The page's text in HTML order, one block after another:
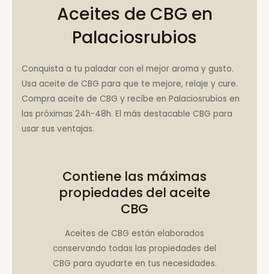
Aceites de CBG en
Palaciosrubios
Conquista a tu paladar con el mejor aroma y gusto.
Usa aceite de CBG para que te mejore, relaje y cure.
Compra aceite de CBG y recíbe en Palaciosrubios en
las próximas 24h-48h. El más destacable CBG para
usar sus ventajas.
Contiene las máximas
propiedades del aceite
CBG
Aceites de CBG están elaborados
conservando todas las propiedades del
CBG para ayudarte en tus necesidades.